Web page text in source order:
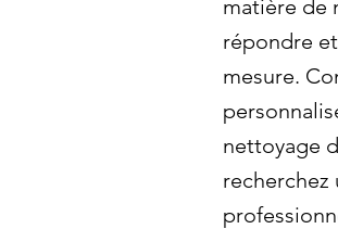
matière de
répondre
mesure.
nettoyage
recherchez